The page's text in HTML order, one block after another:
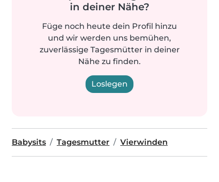
in deiner Nähe?
Füge noch heute dein Profil hinzu
und wir werden uns bemühen,
zuverlässige Tagesmütter in deiner
Nähe zu finden.
Loslegen
Babysits Tagesmutter Vierwinden